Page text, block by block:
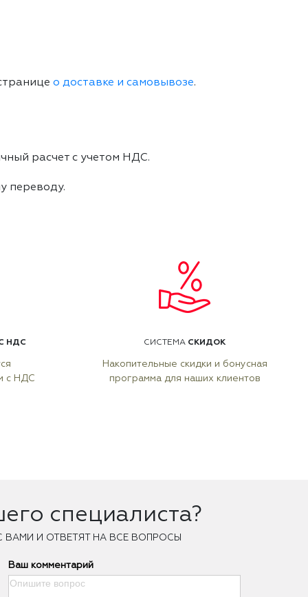
о доставке и самовывозе.
расчет с учетом НДС.
переводу.
НДС
с НДС
СИСТЕМА СКИДОК
Накопительные скидки и бонусная
программа для наших клиентов
специалиста?
ВАМИ И ОТВЕТЯТ НА ВСЕ ВОПРОСЫ
Ваш комментарий